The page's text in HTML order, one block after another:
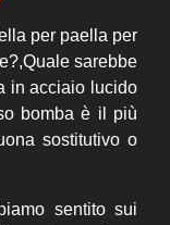
per paella per
sarebbe
in acciaio lucido
bomba è il più
sostitutivo o
sentito sui